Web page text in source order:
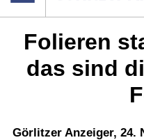
Menüpunkte
Politik
Gesellschaft
Folieren
das sind
Görlitzer Anzeiger, 24.